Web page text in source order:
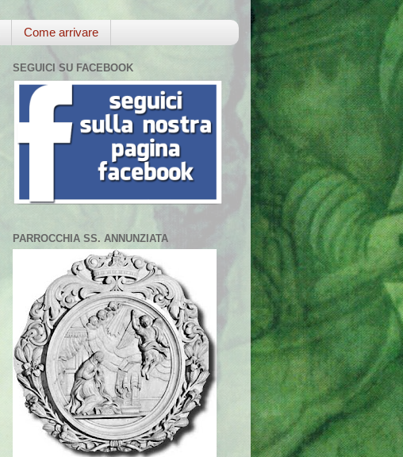
Come arrivare
SEGUICI SU FACEBOOK
PARROCCHIA SS. ANNUNZIATA